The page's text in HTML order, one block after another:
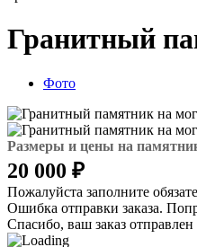
Гранитный
Фото
Размеры и цены на
20 000 ₽
Пожалуйста заполните
Ошибка отправки заказа.
Спасибо, ваш заказ